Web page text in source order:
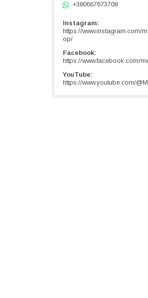
+380667673708
Instagram
https://www.instagram.com/
op/
Facebook
https://www.facebook.com/
YouTube
https://www.youtube.com/